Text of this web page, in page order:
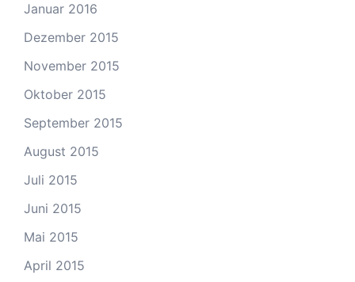
Januar 2016
Dezember 2015
November 2015
Oktober 2015
September 2015
August 2015
Juli 2015
Juni 2015
Mai 2015
April 2015